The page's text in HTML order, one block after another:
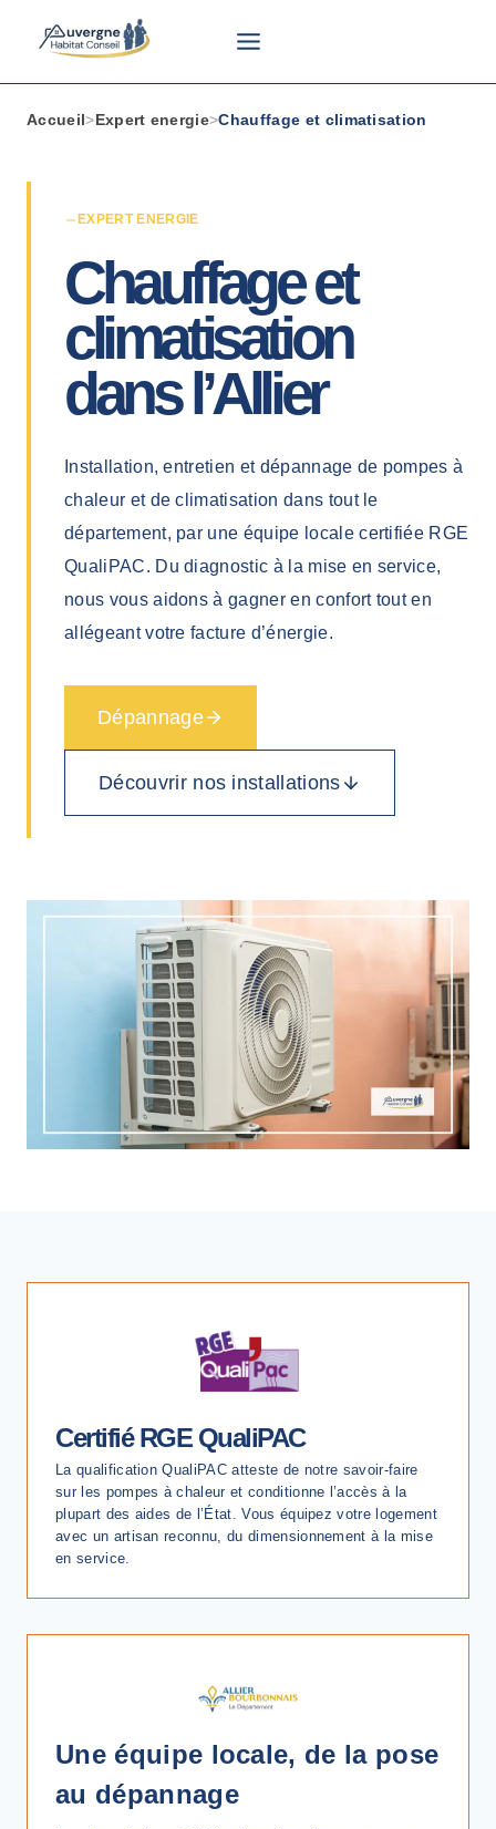
Accueil>Expert energie>Chauffage et climatisation
EXPERT ENERGIE
Chauffage et
climatisation
dans l’Allier
Installation, entretien et dépannage de pompes à
chaleur et de climatisation dans tout le
département, par une équipe locale certifiée RGE
QualiPAC. Du diagnostic à la mise en service,
nous vous aidons à gagner en confort tout en
allégeant votre facture d’énergie.
Dépannage
Découvrir nos installations
Certifié RGEQualiPAC
La qualification QualiPAC atteste de notre savoir-faire
sur les pompes à chaleur et conditionne l’accès à la
plupart des aides de l’État. Vous équipez votre logement
avec un artisan reconnu, du dimensionnement à la mise
en service.
Une équipe locale, de la pose
au dépannage